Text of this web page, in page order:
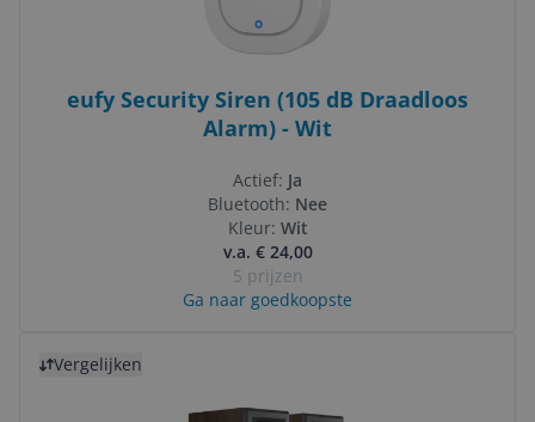
eufy Security Siren (105 dB Draadloos
Alarm) - Wit
Actief: Ja
Bluetooth: Nee
Kleur: Wit
v.a. € 24,00
5 prijzen
Ga naar goedkoopste
Vergelijken